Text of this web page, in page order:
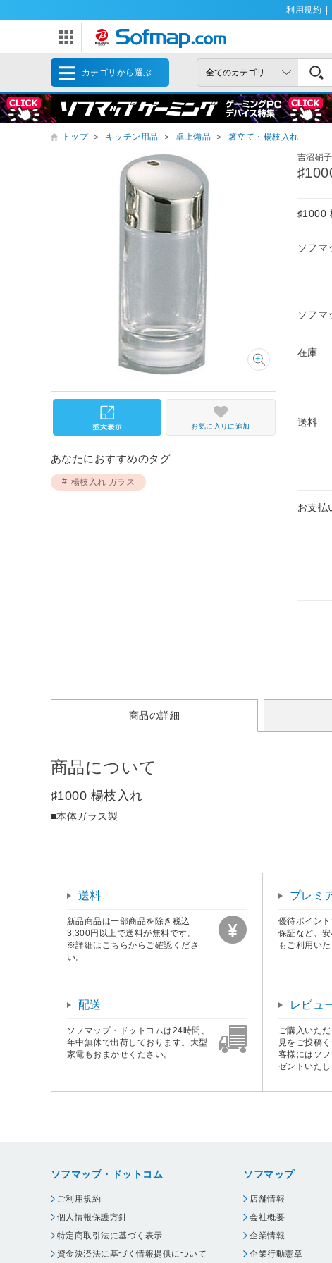
利用規約
カテゴリから選ぶ
トップ ＞ キッチン用品 ＞ 卓上備品 ＞ 箸立て・楊枝入れ
吉沼硝子
♯1000
ソフマ
ソフマ
在庫
送料
お支払
お気に入りに追加
あなたにおすすめのタグ
楊枝入れ ガラス
商品の詳細
商品について
♯1000 楊枝入れ
■本体ガラス製
送料
新品商品は一部商品を除き税込
3,300円以上で送料が無料です。
※詳細はこちらからご確認くださ
い。
プレミ
優待ポイン
保証など、
もご利用いた
配送
ソフマップ・ドットコムは24時間、
年中無休で出荷しております。大型
家電もおまかせください。
レビュ
ご購入いた
見をご投稿
客様にはソ
ゼントいたし
ソフマップ・ドットコム
ご利用規約
個人情報保護方針
特定商取引法に基づく表示
資金決済法に基づく情報提供について
ソフマップ
店舗情報
会社概要
企業情報
企業行動憲章